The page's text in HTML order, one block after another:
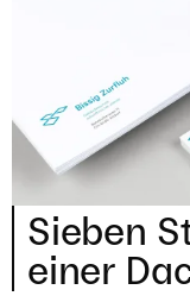
Sieben
einer